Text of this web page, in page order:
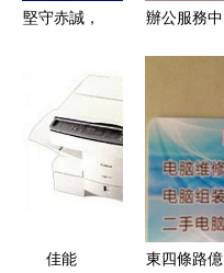
堅守赤誠，
——雞西市
自營電腦服
務部經驗談
辦公服務中
佳能
東四條路億